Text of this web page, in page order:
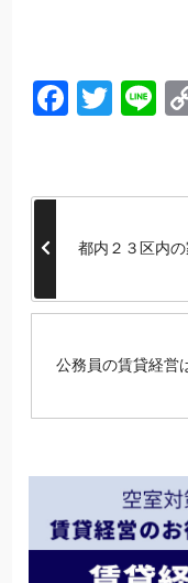
都内２３区内
公務員の賃貸経営